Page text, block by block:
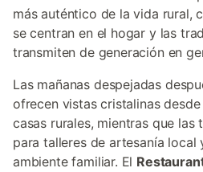
más auténtico de la vida rural,
se centran en el hogar y las
transmiten de generación en
Las mañanas despejadas
ofrecen vistas cristalinas
casas rurales, mientras que las
para talleres de artesanía local
ambiente familiar. El